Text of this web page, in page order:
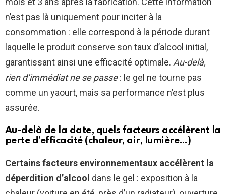
n’est pas là uniquement pour inciter à la
consommation : elle correspond à la période durant
laquelle le produit conserve son taux d’alcool initial,
garantissant ainsi une efficacité optimale. Au-delà,
rien d’immédiat ne se passe: le gel ne tourne pas
comme un yaourt, mais sa performance n’est plus
assurée.
Au-delà de la date, quels facteurs accélèrent la
perte d’efficacité (chaleur, air, lumière…)
Certains facteurs environnementaux accélèrent la
déperdition d’alcool dans le gel : exposition à la